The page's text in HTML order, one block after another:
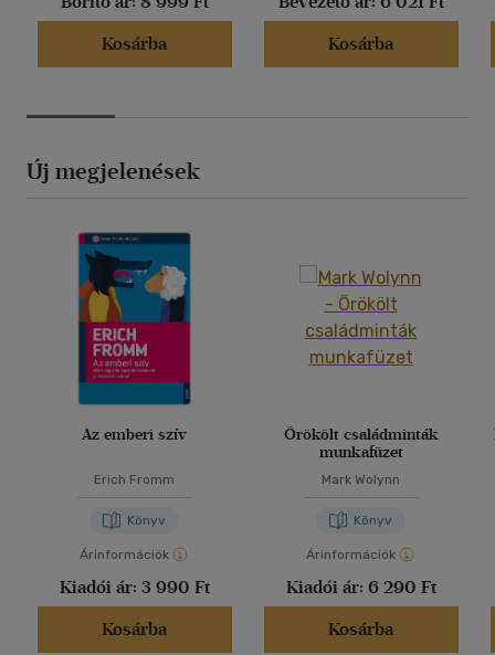
Kosárba
Kosárba
Új megjelenések
Az emberi szív
Erich Fromm
Könyv
Árinformációk
Kiadói ár: 3 990 Ft
Kosárba
Örökölt családminták
munkafüzet
Mark Wolynn
Könyv
Árinformációk
Kiadói ár: 6 290 Ft
Kosárba